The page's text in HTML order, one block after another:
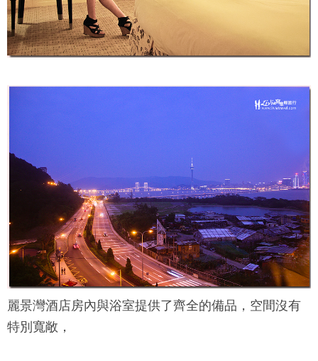
麗景灣酒店房內與浴室提供了齊全的備品，空間沒有
特別寬敞，